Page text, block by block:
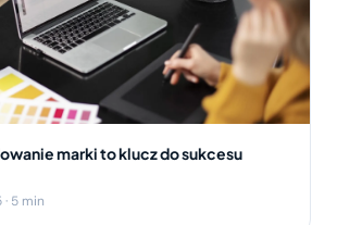
marki to klucz do sukcesu
5 min